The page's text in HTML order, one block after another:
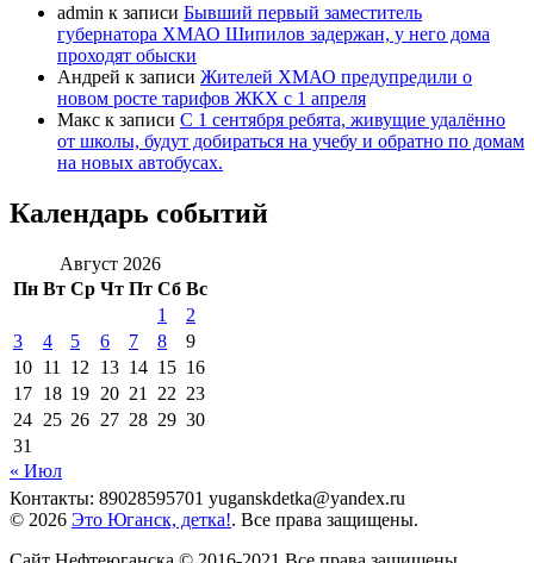
admin к записи Бывший первый заместитель
губернатора ХМАО Шипилов задержан, у него дома
проходят обыски
Андрей к записи Жителей ХМАО предупредили о
новом росте тарифов ЖКХ с 1 апреля
Макс к записи С 1 сентября ребята, живущие удалённо
от школы, будут добираться на учебу и обратно по домам
на новых автобусах.
Календарь событий
Август 2026
Пн Вт Ср Чт Пт Сб Вс
1
2
3
4 5 6 7 8
9
10 11 12 13 14 15 16
17 18 19 20 21 22 23
24 25 26 27 28 29 30
31
« Июл
Контакты: 89028595701 yuganskdetka@yandex.ru
© 2026 Это Юганск, детка!. Все права защищены.